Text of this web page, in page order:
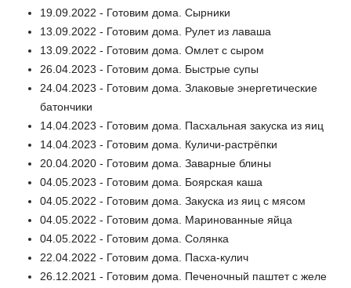
19.09.2022 - Готовим дома. Сырники
13.09.2022 - Готовим дома. Рулет из лаваша
13.09.2022 - Готовим дома. Омлет с сыром
26.04.2023 - Готовим дома. Быстрые супы
24.04.2023 - Готовим дома. Злаковые энергетические
батончики
14.04.2023 - Готовим дома. Пасхальная закуска из яиц
14.04.2023 - Готовим дома. Куличи-растрёпки
20.04.2020 - Готовим дома. Заварные блины
04.05.2023 - Готовим дома. Боярская каша
04.05.2022 - Готовим дома. Закуска из яиц с мясом
04.05.2022 - Готовим дома. Маринованные яйца
04.05.2022 - Готовим дома. Солянка
22.04.2022 - Готовим дома. Пасха-кулич
26.12.2021 - Готовим дома. Печеночный паштет с желе